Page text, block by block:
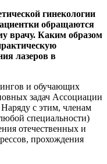
гинекологии
обращаются
врачу. Каким образом
лазеров в
и об­учающих
задач Ассоциации
с этим, членам
специальности)
отечественных и
прохождения